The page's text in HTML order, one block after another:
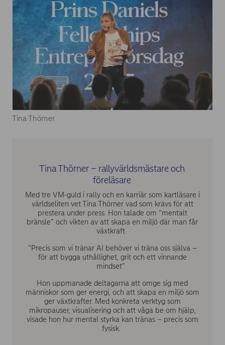
Tina Thörner.
Tina Thörner – rallyvärldsmästare och
föreläsare
Med tre VM-guld i rally och en karriär som kartläsare i
världseliten vet Tina Thörner vad som krävs för att
prestera under press. Hon talade om “mentalt
bränsle” och vikten av att skapa en miljö där man får
växtkraft.
“Precis som vi tränar AI behöver vi träna oss själva –
för att bygga uthållighet, grit och ett vinnande
mindset”.
Hon uppmanade deltagarna att omge sig med
människor som ger energi, och att skapa en miljö som
ger växtkrafter. Med konkreta verktyg som
mikropauser, visualisering och att våga be om hjälp,
visade hon hur mental styrka kan tränas – precis som
fysisk.